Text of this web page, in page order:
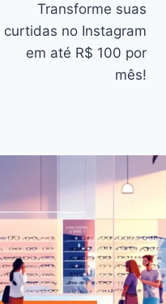
Transforme suas
curtidas no Instagram
em até R$ 100 por
mês!